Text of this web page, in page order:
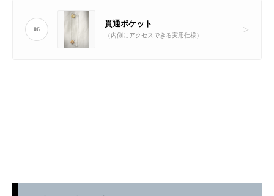
06
貫通ポケット
（内側にアクセスできる実用仕様）